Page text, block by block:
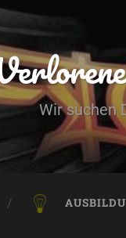
Wir suchen